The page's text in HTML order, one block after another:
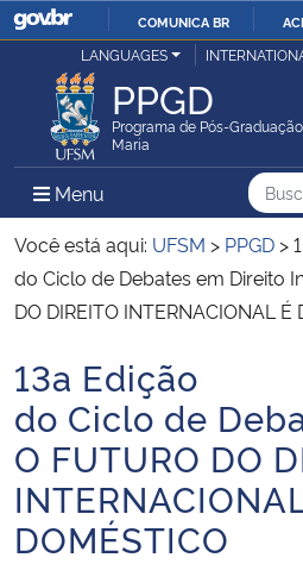
IR
O
COMUNICA BR
Ministério da Justiça e Segurança Pública
Ministério da Defesa
Ministério das Relações Exteriores
Ministério da Economia
Ministério da Infraestrutura
Ministério da Agricultura, Pecuária e
Ministério da Educação
Ministério da Cidadania
LANGUAGES
PPGD
Programa de Pós-
Maria
Menu Menu Principal do
Você está aqui: UFSM > PPGD >
do Ciclo de Debates em Direito
DO DIREITO INTERNACIONAL É
Início do conteúdo
13a Edição
do Ciclo de
O FUTURO DO
DOMÉSTICO